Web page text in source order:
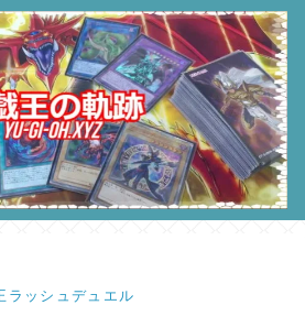
ラッシュデュエル